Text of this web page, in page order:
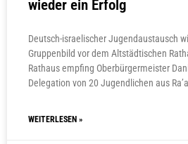
wieder ein Erfolg
Deutsch-israelischer Jugendaustausch
Gruppenbild vor dem Altstädtischen
Rathaus empfing Oberbürgermeister
Delegation von 20 Jugendlichen aus
WEITERLESEN »